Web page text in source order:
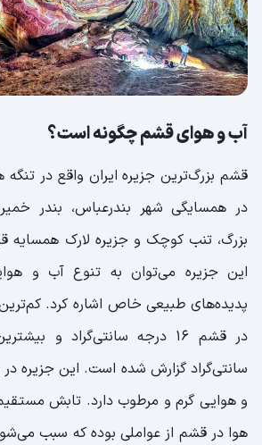
رستوران نعیم قشم
رستوران دفاری قشم
رستوران خوان بوم در
رستوران بادیل قشم
رستوران شاورما در مرکز
رستوران‌های محلی قشم
جزیره ناز قشم | جذاب ترین
قشم
عکاسی
جنگل حرا | جاذبه ای پر از
آب و هوای قشم چگونه است؟
قشم بزرگ‌ترین جزیره ایران واقع در
در همسایگی شهر بندرعباس، بندر
بزرگ، تنب کوچک و جزیره لارک همسایه
این جزیره می‌توان به تنوع آب و
پدیده‌های طبیعی خاص اشاره کرد.
در قشم 16 درجه سانتی‌گراد و بیشترین دما نیز
سانتی‌گراد گزارش شده است. این جزیره
و هوایی گرم و مرطوب دارد. تابش
هوا در قشم از عواملی بوده که سبب